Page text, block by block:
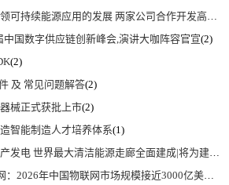
展 两家公司合作开发高性能储能和太阳能组串式逆变器方案 以实现可持续的未来
中国数字供应链创新峰会,演讲大咖阵容官宣(2)
(2)
及 常见问题解答(2)
械正式获批上市(2)
智能制造人才培养体系(1)
廊全面建成|将为建设新型能源体系、保障国家能源安全、实现“双碳”目标提供有力支撑
网市场规模接近3000亿美元 智慧工厂、智慧城市、智慧电网等将占60%以上